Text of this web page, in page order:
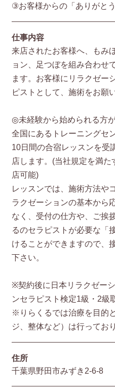
③お客様からの「ありがと
仕事内容
来店されたお客様へ、もみ
ョン、足つぼを組み合わせ
ます。お客様にリラクゼー
ピストとして、施術をお願
◎未経験から始められる方
全国にあるトレーニングセ
10日間の合宿レッスンを受
店します。(当社規定を満た
店可能)
レッスンでは、施術方法や
ラクゼーションの基本から
なく、受付の仕方や、ご挨
るのセラピストが必要な「
けることができますので、
下さい。
※契約後に日本リラクゼー
ンセラピスト検定1級・2級
※りらくるでは治療を目的
ジ、整体など）は行ってお
住所
千葉県野田市みずき2-6-8